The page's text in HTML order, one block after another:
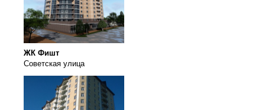
ЖК Фишт
Советская улица